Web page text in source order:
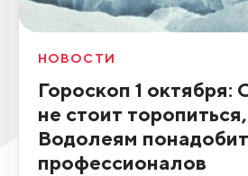
НОВОСТИ
Гороскоп 1 октября:
не стоит
Водолеям
профессионалов